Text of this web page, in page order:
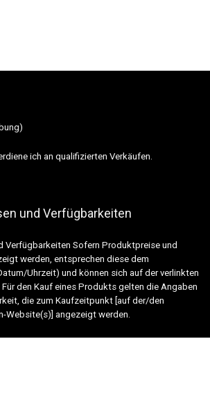
ich an qualifizierten Verkäufen.
und Verfügbarkeiten
Verfügbarkeiten Sofern Produktpreise und
werden, entsprechen diese dem
Uhrzeit) und können sich auf der verlinkten
den Kauf eines Produkts gelten die Angaben
die zum Kaufzeitpunkt [auf der/den
Website(s)] angezeigt werden.